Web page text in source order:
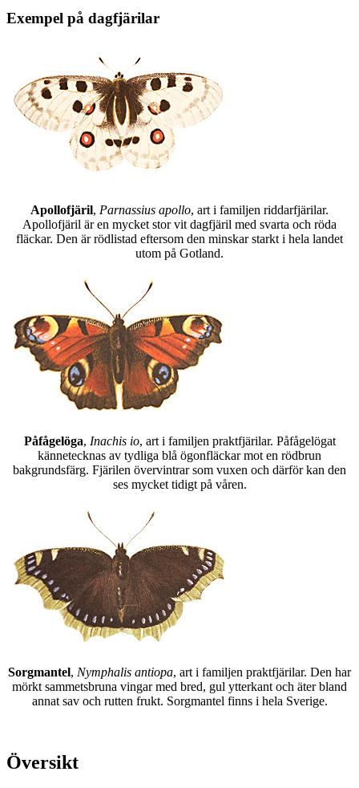
Exempel på dagfjärilar
Apollofjäril, Parnassius apollo, art i familjen riddarfjärilar.
Apollofjäril är en mycket stor vit dagfjäril med svarta och röda
fläckar. Den är rödlistad eftersom den minskar starkt i hela landet
utom på Gotland.
Påfågelöga, Inachis io, art i familjen praktfjärilar. Påfågelögat
kännetecknas av tydliga blå ögonfläckar mot en rödbrun
bakgrundsfärg. Fjärilen övervintrar som vuxen och därför kan den
ses mycket tidigt på våren.
Sorgmantel, Nymphalis antiopa, art i familjen praktfjärilar. Den har
mörkt sammetsbruna vingar med bred, gul ytterkant och äter bland
annat sav och rutten frukt. Sorgmantel finns i hela Sverige.
Översikt